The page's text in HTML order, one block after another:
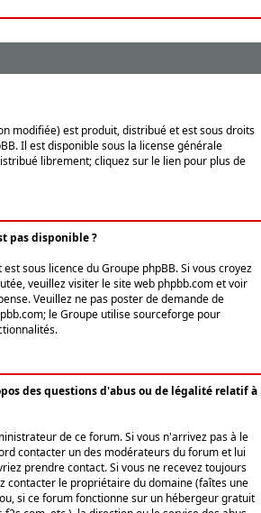
modifiée) est produit, distribué et est sous droits
. Il est disponible sous la license générale
librement; cliquez sur le lien pour plus de
pas disponible ?
sous licence du Groupe phpBB. Si vous croyez
veuillez visiter le site web phpbb.com et voir
Veuillez ne pas poster de demande de
le Groupe utilise sourceforge pour
des questions d'abus ou de légalité relatif à
de ce forum. Si vous n'arrivez pas à le
contacter un des modérateurs du forum et lui
prendre contact. Si vous ne recevez toujours
contacter le propriétaire du domaine (faîtes une
si ce forum fonctionne sur un hébergeur gratuit